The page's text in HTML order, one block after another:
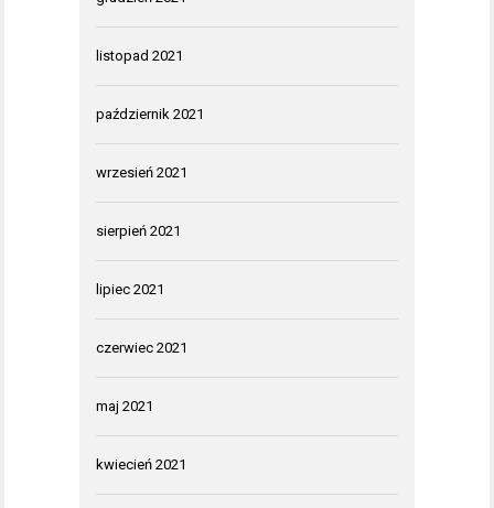
listopad 2021
październik 2021
wrzesień 2021
sierpień 2021
lipiec 2021
czerwiec 2021
maj 2021
kwiecień 2021